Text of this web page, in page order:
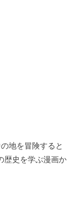
地を冒険すると
歴史を学ぶ漫画か